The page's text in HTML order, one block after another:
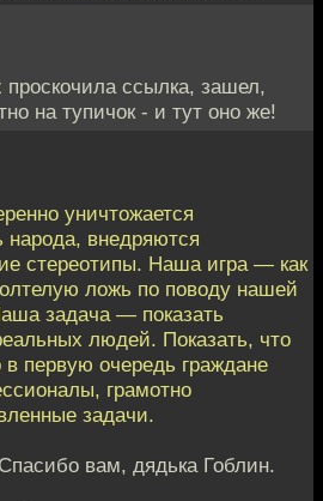
проскочила ссылка, зашел,
на тупичок - и тут оно же!
уничтожается
народа, внедряются
стереотипы. Наша игра — как
ложь по поводу нашей
задача — показать
людей. Показать, что
первую очередь граждане
грамотно
задачи.
вам, дядька Гоблин.